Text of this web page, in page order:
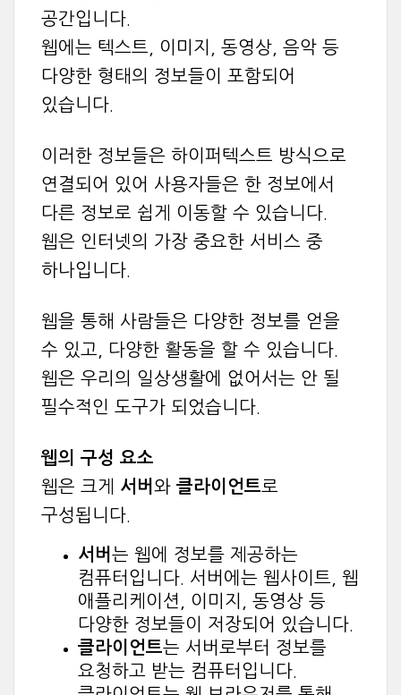
공간입니다.
웹에는 텍스트, 이미지, 동영상, 음악 등
다양한 형태의 정보들이 포함되어
있습니다.
이러한 정보들은 하이퍼텍스트 방식으로
연결되어 있어 사용자들은 한 정보에서
다른 정보로 쉽게 이동할 수 있습니다.
웹은 인터넷의 가장 중요한 서비스 중
하나입니다.
웹을 통해 사람들은 다양한 정보를 얻을
수 있고, 다양한 활동을 할 수 있습니다.
웹은 우리의 일상생활에 없어서는 안 될
필수적인 도구가 되었습니다.
웹의 구성 요소
웹은 크게 서버 와 클라이언트로
구성됩니다.
서버 는 웹에 정보를 제공하는
컴퓨터입니다. 서버에는 웹사이트, 웹
애플리케이션, 이미지, 동영상 등
다양한 정보들이 저장되어 있습니다.
클라이언트는 서버로부터 정보를
요청하고 받는 컴퓨터입니다.